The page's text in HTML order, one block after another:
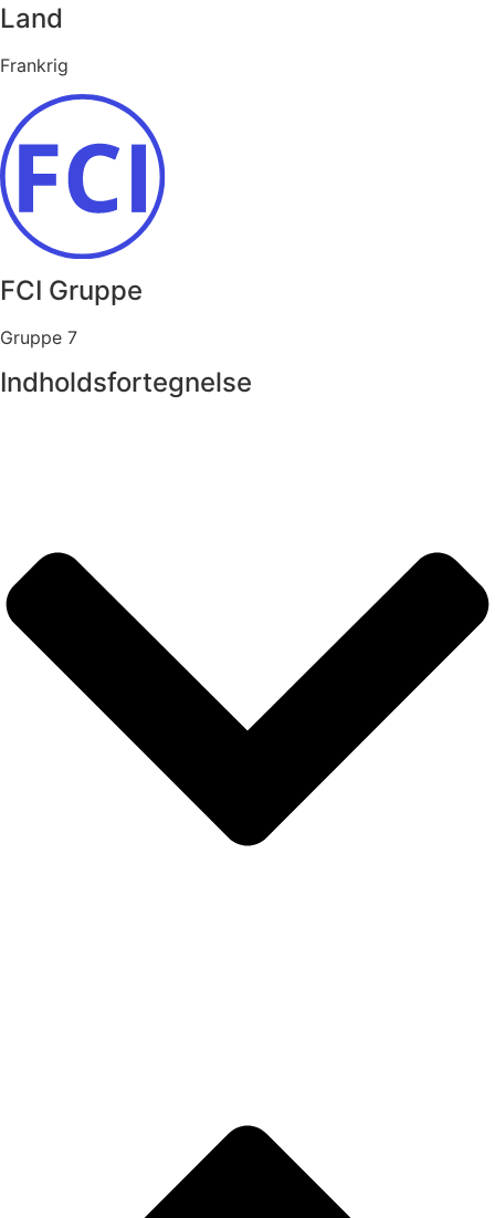
Land
Frankrig
FCI Gruppe
Gruppe 7
Indholdsfortegnelse